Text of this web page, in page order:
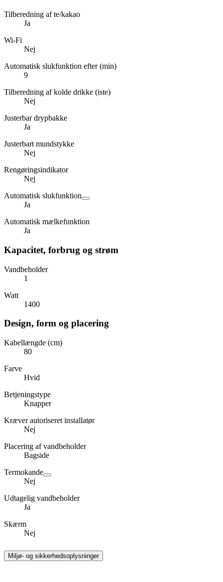
Tilberedning af te/kakao
Ja
Wi-Fi
Nej
Automatisk slukfunktion efter (min)
9
Tilberedning af kolde drikke (iste)
Nej
Justerbar drypbakke
Ja
Justerbart mundstykke
Nej
Rengøringsindikator
Nej
Automatisk slukfunktion
Ja
Automatisk mælkefunktion
Ja
Kapacitet, forbrug og strøm
Vandbeholder
1
Watt
1400
Design, form og placering
Kabellængde (cm)
80
Farve
Hvid
Betjeningstype
Knapper
Kræver autoriseret installatør
Nej
Placering af vandbeholder
Bagside
Termokande
Nej
Udtagelig vandbeholder
Ja
Skærm
Nej
Miljø- og sikkerhedsoplysninger